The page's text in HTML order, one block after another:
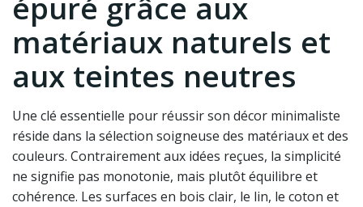
épuré grâce aux
matériaux naturels et
aux teintes neutres
Une clé essentielle pour réussir son décor minimaliste
réside dans la sélection soigneuse des matériaux et des
couleurs. Contrairement aux idées reçues, la simplicité
ne signifie pas monotonie, mais plutôt équilibre et
cohérence. Les surfaces en bois clair, le lin, le coton et